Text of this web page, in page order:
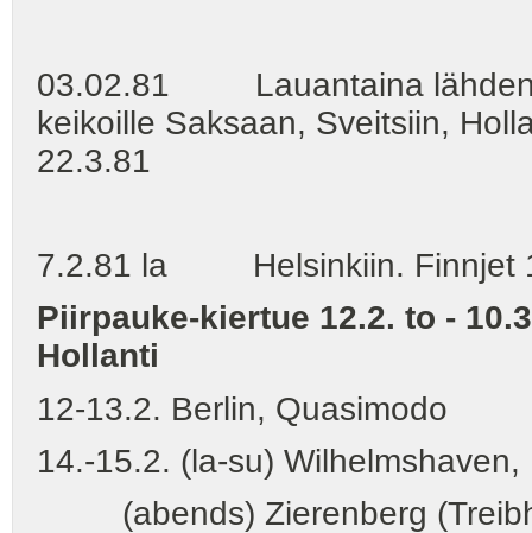
03.02.81 Lauantaina lähden
keikoille Saksaan, Sveitsiin,
22.3.81
7.2.81 la Helsinkiin. Finnjet
Piirpauke-kiertue 12.2. to -
Hollanti
12-13.2. Berlin, Quasimodo
14.-15.2. (la-su)
(abends) Zierenberg